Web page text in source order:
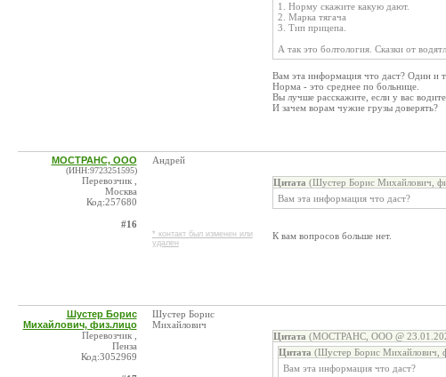
1. Норму скажите какую дают.
2. Марка тягача
3. Тип прицепа.
А так это болтология. Сказки от
Вам эта информация что даст? Один и
Норма - это среднее по больнице.
Вы лучше расскажите, если у вас
И зачем ворам чужие грузы доверять?
МОСТРАНС, ООО
(ИНН:9723251595)
Перевозчик ,
Москва
Код:257680
#16
Андрей
* контакт был изменен или
удален
Цитата (Шустер Борис Михайлович,
Вам эта информация что даст?
К вам вопросов больше нет.
Шустер Борис
Михайлович, физ.лицо
Перевозчик ,
Пенза
Код:3052969
Шустер Борис
Михайлович
Цитата (МОСТРАНС, ООО @
Цитата (Шустер Борис Михайлович,
Вам эта информация что даст?